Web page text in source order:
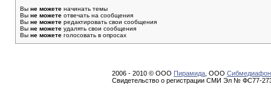
Вы не можете начинать темы
Вы не можете отвечать на сообщения
Вы не можете редактировать свои сообщения
Вы не можете удалять свои сообщения
Вы не можете голосовать в опросах
2006 - 2010 © ООО Пирамида , ООО Сибмедиафон
Свидетельство о регистрации СМИ Эл № ФС77-